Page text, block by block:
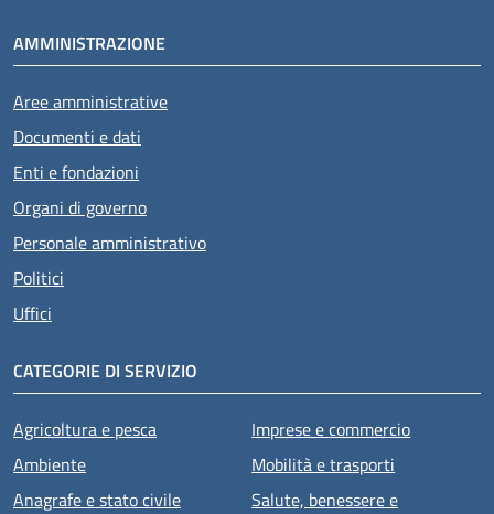
AMMINISTRAZIONE
Aree amministrative
Documenti e dati
Enti e fondazioni
Organi di governo
Personale amministrativo
Politici
Uffici
CATEGORIE DI SERVIZIO
Agricoltura e pesca
Ambiente
Anagrafe e stato civile
Imprese e commercio
Mobilità e trasporti
Salute, benessere e